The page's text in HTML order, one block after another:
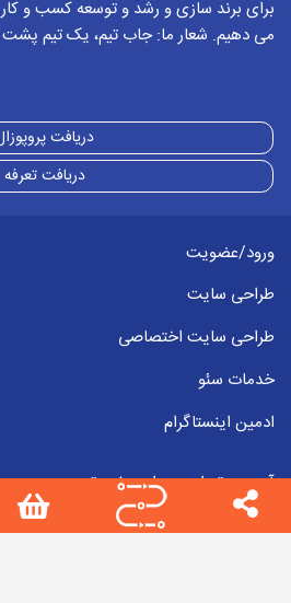
برای برند سازی و رشد و توسعه کسب و کار
می دهیم. شعار ما: جاب تیم، یک تیم
دریافت
دریافت تعرفه
ورود/عضویت
طراحی سایت
طراحی سایت اختصاصی
خدمات سئو
ادمین اینستاگرام
آدرس : تهران، میدان هفت تیر
شماره های تماس: